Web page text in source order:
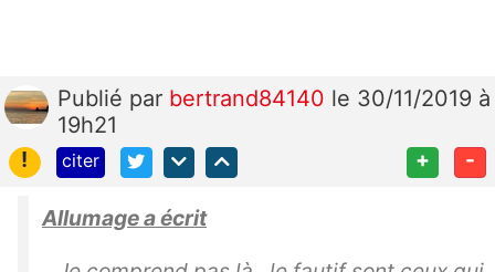
Publié par bertrand84140 le 30/11/2019 à
19h21
!
citer + -
Allumage a écrit